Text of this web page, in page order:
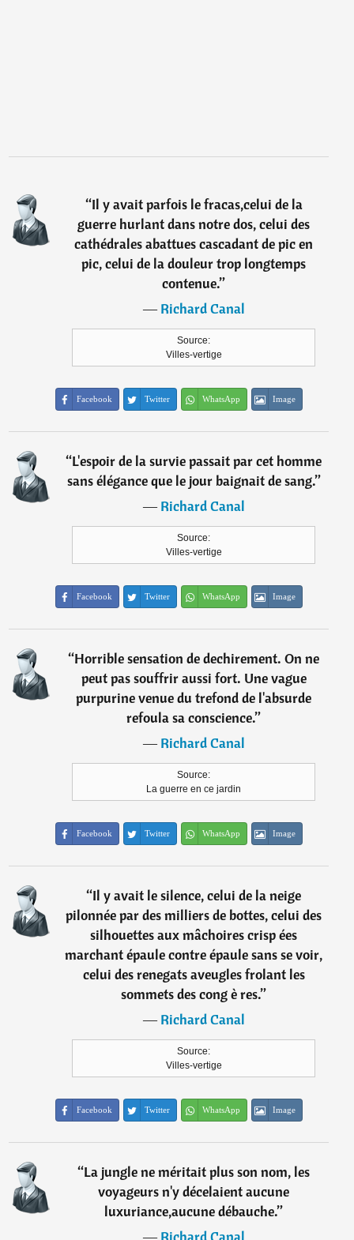
“Il y avait parfois le fracas,celui de la
guerre hurlant dans notre dos, celui des
cathédrales abattues cascadant de pic en
pic, celui de la douleur trop longtemps
contenue.”
―Richard Canal
Source:
Villes-vertige
Facebook Twitter WhatsApp Image
“L'espoir de la survie passait par cet homme
sans élégance que le jour baignait de sang.”
―Richard Canal
Source:
Villes-vertige
Facebook Twitter WhatsApp Image
“Horrible sensation de dechirement. On ne
peut pas souffrir aussi fort. Une vague
purpurine venue du trefond de l'absurde
refoula sa conscience.”
―Richard Canal
Source:
La guerre en ce jardin
Facebook Twitter WhatsApp Image
“Il y avait le silence, celui de la neige
pilonnée par des milliers de bottes, celui des
silhouettes aux mâchoires crisp ées
marchant épaule contre épaule sans se voir,
celui des renegats aveugles frolant les
sommets des cong è res.”
―Richard Canal
Source:
Villes-vertige
Facebook Twitter WhatsApp Image
“La jungle ne méritait plus son nom, les
voyageurs n'y décelaient aucune
luxuriance,aucune débauche.”